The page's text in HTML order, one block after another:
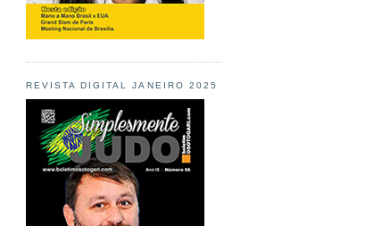
REVISTA DIGITAL JANEIRO 2025